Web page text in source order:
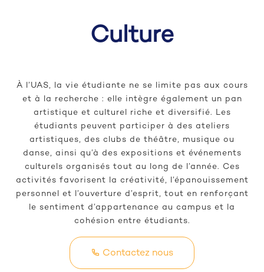
Culture
À l’UAS, la vie étudiante ne se limite pas aux cours
et à la recherche : elle intègre également un pan
artistique et culturel riche et diversifié. Les
étudiants peuvent participer à des ateliers
artistiques, des clubs de théâtre, musique ou
danse, ainsi qu’à des expositions et événements
culturels organisés tout au long de l’année. Ces
activités favorisent la créativité, l’épanouissement
personnel et l’ouverture d’esprit, tout en renforçant
le sentiment d’appartenance au campus et la
cohésion entre étudiants.
Contactez nous